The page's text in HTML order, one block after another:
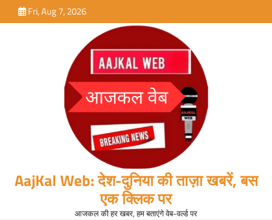
to
Fri, Aug 7, 2026
AajKal Web: देश-दुनिया की ताज़ा खबरें, बस
एक क्लिक पर
आजकल की हर खबर, हम बताएंगे वेब-वर्ल्ड पर